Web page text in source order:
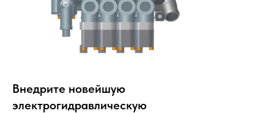
Внедрите новейшую
электрогидравлическую